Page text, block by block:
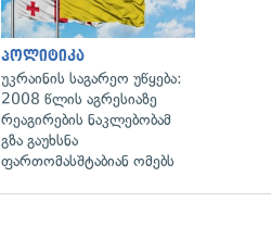
პოლიტიკა
უკრაინის საგარეო უწყება:
2008 წლის აგრესიაზე
რეაგირების ნაკლებობამ
გზა გაუხსნა
ფართომასშტაბიან ომებს